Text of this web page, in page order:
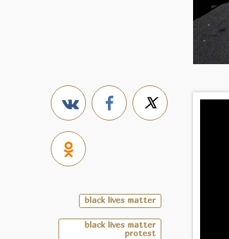
black lives matter
black lives matter
protest